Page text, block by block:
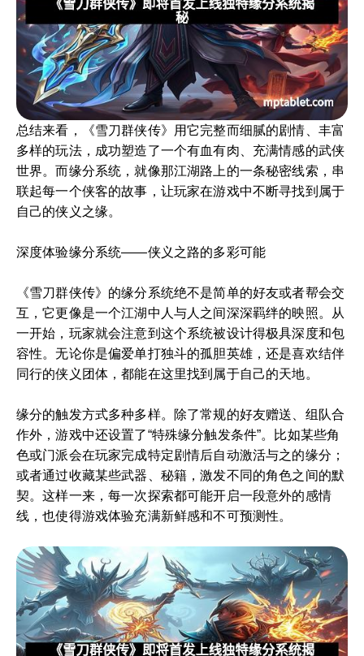
总结来看，《雪刀群侠传》用它完整而细腻的剧情、丰富
多样的玩法，成功塑造了一个有血有肉、充满情感的武侠
世界。而缘分系统，就像那江湖路上的一条秘密线索，串
联起每一个侠客的故事，让玩家在游戏中不断寻找到属于
自己的侠义之缘。
深度体验缘分系统——侠义之路的多彩可能
《雪刀群侠传》的缘分系统绝不是简单的好友或者帮会交
互，它更像是一个江湖中人与人之间深深羁绊的映照。从
一开始，玩家就会注意到这个系统被设计得极具深度和包
容性。无论你是偏爱单打独斗的孤胆英雄，还是喜欢结伴
同行的侠义团体，都能在这里找到属于自己的天地。
缘分的触发方式多种多样。除了常规的好友赠送、组队合
作外，游戏中还设置了“特殊缘分触发条件”。比如某些角
色或门派会在玩家完成特定剧情后自动激活与之的缘分；
或者通过收藏某些武器、秘籍，激发不同的角色之间的默
契。这样一来，每一次探索都可能开启一段意外的感情
线，也使得游戏体验充满新鲜感和不可预测性。